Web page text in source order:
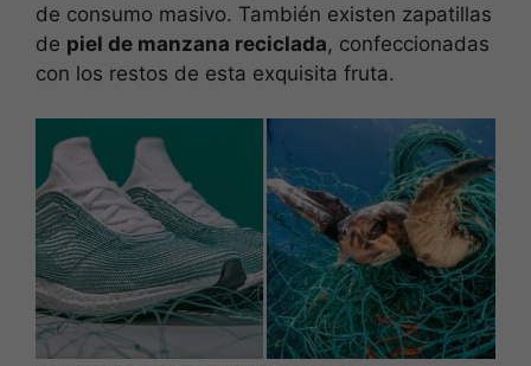
de consumo masivo. También existen zapatillas
de piel de manzana reciclada, confeccionadas
con los restos de esta exquisita fruta.